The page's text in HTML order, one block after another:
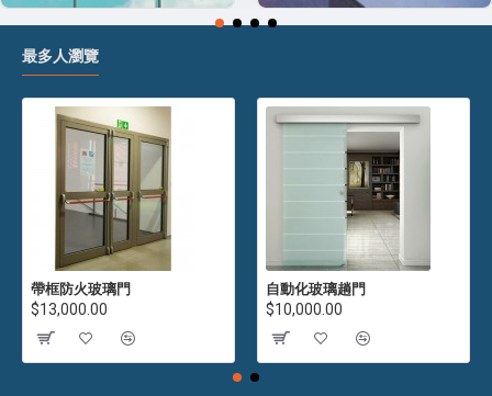
最多人瀏覽
帶框防火玻璃門
$13,000.00
自動化玻璃趟門
$10,000.00